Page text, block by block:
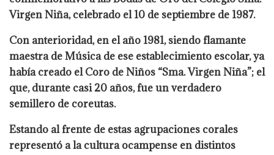
Virgen Niña, celebrado el 10 de septiembre de 1987.
Con anterioridad, en el año 1981, siendo flamante
maestra de Música de ese establecimiento escolar, ya
había creado el Coro de Niños “Sma. Virgen Niña”; el
que, durante casi 20 años, fue un verdadero
semillero de coreutas.
Estando al frente de estas agrupaciones corales
representó a la cultura ocampense en distintos